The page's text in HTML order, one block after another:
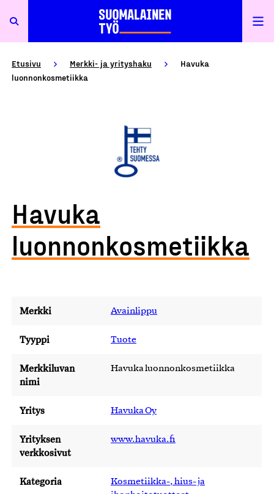
Etusivu Merkki- ja yrityshaku
Havuka
luonnonkosmetiikka
Havuka
luonnonkosmetiikka
Merkki Avainlippu
Tyyppi Tuote
Merkkiluvan
nimi
Havuka luonnonkosmetiikka
Yritys Havuka Oy
Yrityksen
verkkosivut
www.havuka.fi
Kategoria
Kosmetiikka-, hius- ja